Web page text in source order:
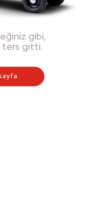
gibi,
ters gitti.